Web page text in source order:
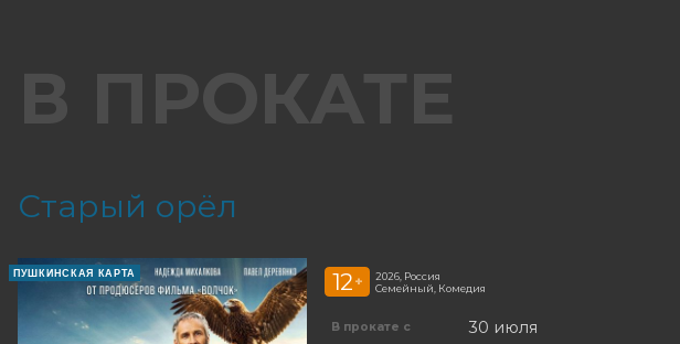
В ПРОКАТЕ
Старый орёл
ПУШКИНСКАЯ КАРТА 12 +
2026, Россия
Семейный, Комедия
В прокате с 30 июля